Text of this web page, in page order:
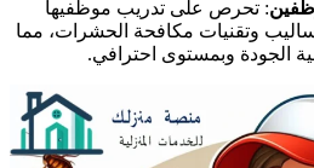
: تحرص على تدريب موظفيها
وتقنيات مكافحة الحشرات، مما
الجودة وبمستوى احترافي.